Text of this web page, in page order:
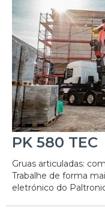
PK 580 TEC
Gruas articuladas:
Trabalhe de forma
eletrónico do